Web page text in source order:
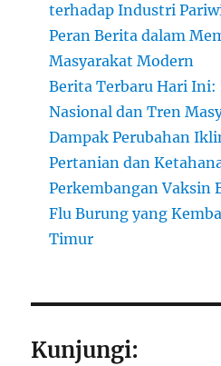
terhadap Industri
Peran Berita dalam
Masyarakat Modern
Berita Terbaru Hari Ini:
Nasional dan Tren
Dampak Perubahan
Pertanian dan
Perkembangan Vaksin
Flu Burung yang
Timur
Kunjungi: